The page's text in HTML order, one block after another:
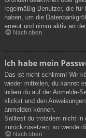
regelmäßig Benutzer, die
haben, um die
erneut und nimm aktiv an
Nach oben
Ich habe mein
Das ist nicht schlimm! Wir
wieder mitteilen, du kannst
indem du auf der Anmelde-
klickst und den
anmelden können.
Solltest du trotzdem nicht in
zurückzusetzen, so wende
Nach oben